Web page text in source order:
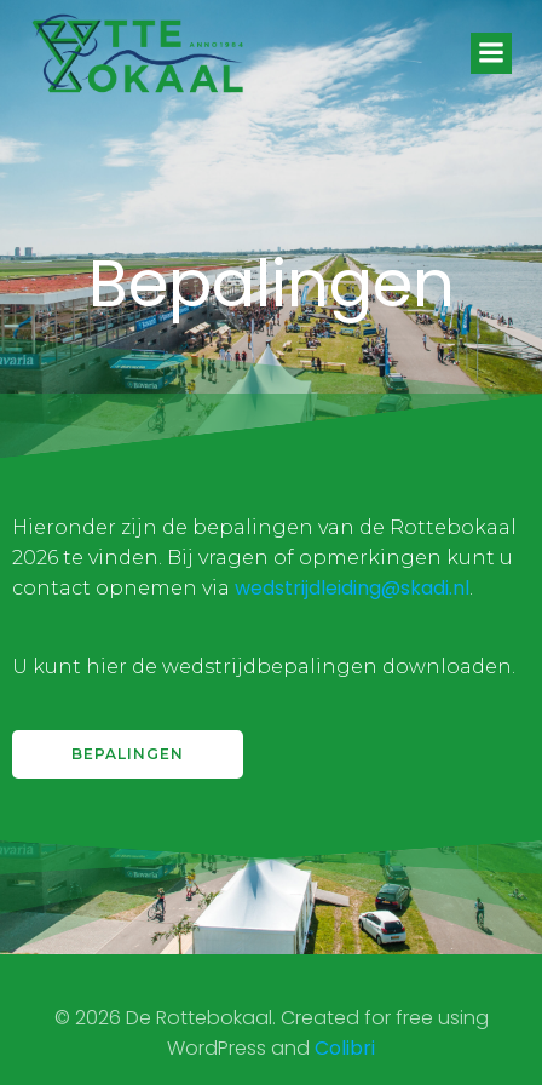
de
inhoud
springen
Bepalingen
Hieronder zijn de bepalingen van de Rottebokaal
2026 te vinden. Bij vragen of opmerkingen kunt u
contact opnemen via wedstrijdleiding@skadi.nl.
U kunt hier de wedstrijdbepalingen downloaden.
BEPALINGEN
© 2026 De Rottebokaal. Created for free using
WordPress and Colibri